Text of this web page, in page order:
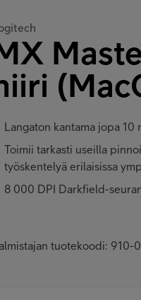
Langaton kantama jopa 10
Toimii tarkasti useilla
työskentelyä erilaisissa
8 000 DPI Darkfield-
tuotekoodi: 910-